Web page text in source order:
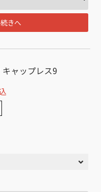
きへ
キャップレス9